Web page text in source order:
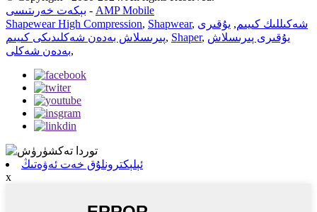
بېكەت خەرىتىسى - AMP Mobile
Shapewear High Compression, Shapwear, شەكىللىك كىيىم, يۇقىرى
پىرىسلاش بەدەن شەكلىدىكى كىيىم, Shaper, يۇقىرى پىرىسلاش
بەدەن شەكلى,
ئېلېكترونلۇق خەت ئەۋەتىڭ
x